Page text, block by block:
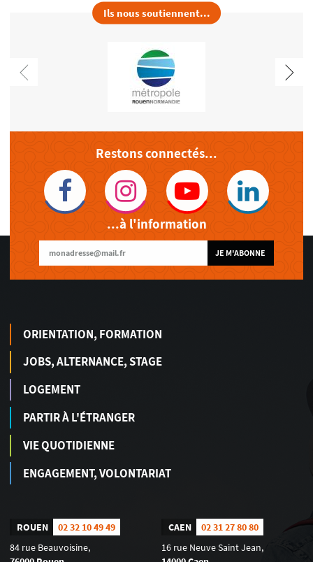
Ils nous soutiennent...
Restons connectés...
...à l'information
JE M'ABONNE
ORIENTATION, FORMATION
JOBS, ALTERNANCE, STAGE
LOGEMENT
PARTIR À L'ÉTRANGER
VIE QUOTIDIENNE
ENGAGEMENT, VOLONTARIAT
ROUEN
02 32 10 49 49
84 rue Beauvoisine,
CAEN
02 31 27 80 80
16 rue Neuve Saint Jean,